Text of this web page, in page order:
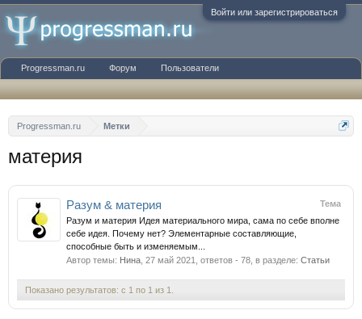
Войти или зарегистрироваться
Progressman.ru Метки
материя
Тема
Разум & материя
Разум и материя Идея материального мира, сама по себе вполне
себе идея. Почему нет? Элементарные составляющие,
способные быть и изменяемым...
Автор темы: Нина 27 май 2021 , ответов - 78, в разделе: Статьи
Показано результатов: с 1 по 1 из 1.
Progressman.ru Форум Пользователи